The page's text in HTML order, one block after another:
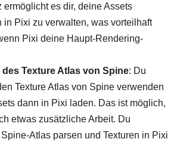
ermöglicht es dir, deine Assets
in Pixi zu verwalten, was vorteilhaft
Pixi deine Haupt-Rendering-
Texture Atlas von Spine: Du
Texture Atlas von Spine verwenden
dann in Pixi laden. Das ist möglich,
etwas zusätzliche Arbeit. Du
Atlas parsen und Texturen in Pixi